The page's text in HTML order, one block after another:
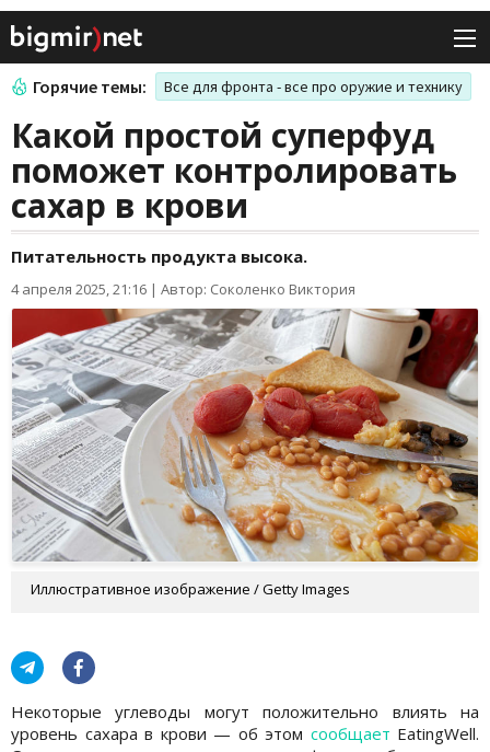
Горячие темы: Все для фронта - все про оружие и технику
Какой простой суперфуд
поможет контролировать
сахар в крови
Питательность продукта высока.
4 апреля 2025, 21:16 | Автор: Соколенко Виктория
Иллюстративное изображение / Getty Images
Некоторые углеводы могут положительно влиять на
уровень сахара в крови — об этом сообщает EatingWell.